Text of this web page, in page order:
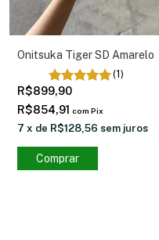
Onitsuka Tiger SD Amarelo
(1)
R$899,90
R$854,91 com Pix
7 x de R$128,56 sem juros
Comprar